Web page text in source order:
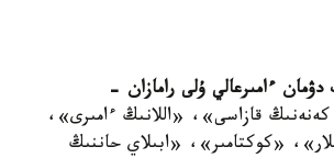
ءامىرعالي ۇلى رامازان -
قازاسى»، «اللانىڭ ءامىرى»،
«كوكتامىر»، «ابىلاي حاننىڭ